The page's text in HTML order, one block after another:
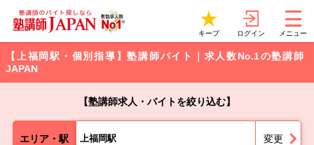
キープ ログイン メニュー
【上福岡駅・個別指導】塾講師バイト｜求人数No.1の塾講師
JAPAN
【塾講師求人・バイトを絞り込む】
エリア・駅 上福岡駅 変更